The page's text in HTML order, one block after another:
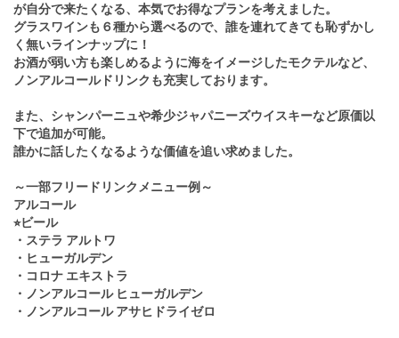
が自分で来たくなる、本気でお得なプランを考えました。
グラスワインも６種から選べるので、誰を連れてきても恥ずかし
く無いラインナップに！
お酒が弱い方も楽しめるように海をイメージしたモクテルなど、
ノンアルコールドリンクも充実しております。
また、シャンパーニュや希少ジャパニーズウイスキーなど原価以
下で追加が可能。
誰かに話したくなるような価値を追い求めました。
～一部フリードリンクメニュー例～
アルコール
⭐︎ビール
・ステラ アルトワ
・ヒューガルデン
・コロナ エキストラ
・ノンアルコール ヒューガルデン
・ノンアルコール アサヒドライゼロ